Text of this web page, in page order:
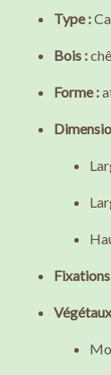
Type :
Bois :
Forme :